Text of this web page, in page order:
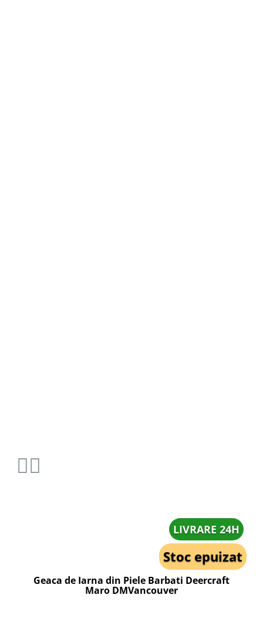
LIVRARE 24H
Stoc epuizat
Geaca de Iarna din Piele Barbati Deercraft
Maro DMVancouver